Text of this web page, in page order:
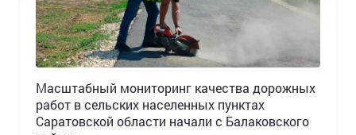
Масштабный мониторинг качества дорожных
работ в сельских населенных пунктах
Саратовской области начали с Балаковского